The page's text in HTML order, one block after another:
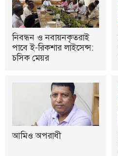
নিবন্ধন ও নবায়নকৃতরাই
পাবে ই-রিকশার লাইসেন্স:
চসিক মেয়র
আমিও অপরাধী